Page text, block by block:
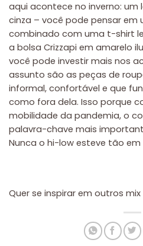
aqui acontece no inverno:
cinza – você pode pensar em
combinado com uma t-shirt
a bolsa Crizzapi em amarelo
você pode investir mais nos
assunto são as peças de
informal, confortável e que
como fora dela. Isso porque
mobilidade da pandemia, o
palavra-chave mais
Nunca o hi-low esteve tão
Quer se inspirar em outros